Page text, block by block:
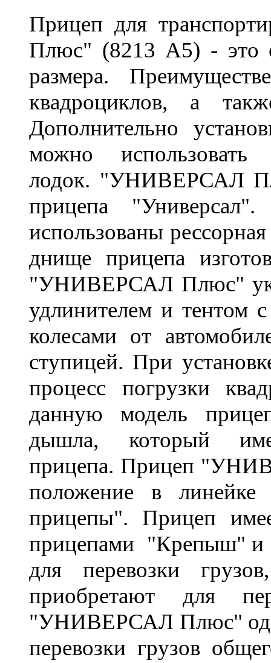
Прицеп для
Плюс" (8213 А5) - это
размера.
квадроциклов, а
Дополнительно
можно
лодок. "УНИВЕРСАЛ
прицепа
использованы
днище прицепа
"УНИВЕРСАЛ Плюс"
удлинителем и тентом
колесами от
ступицей. При
процесс погрузки
данную модель
дышла, который
прицепа. Прицеп
положение в линейке
прицепы". Прицеп
прицепами "Крепыш" и
для перевозки
приобретают для
"УНИВЕРСАЛ Плюс"
перевозки грузов